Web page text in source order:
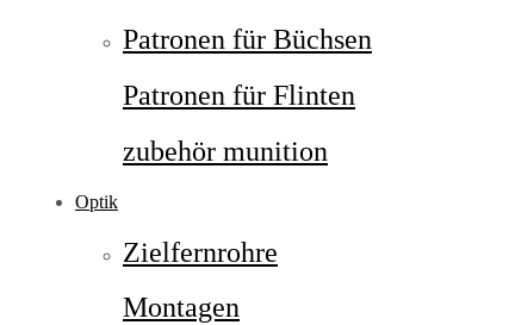
Patronen für Büchsen
Patronen für Flinten
zubehör munition
Optik
Zielfernrohre
Montagen